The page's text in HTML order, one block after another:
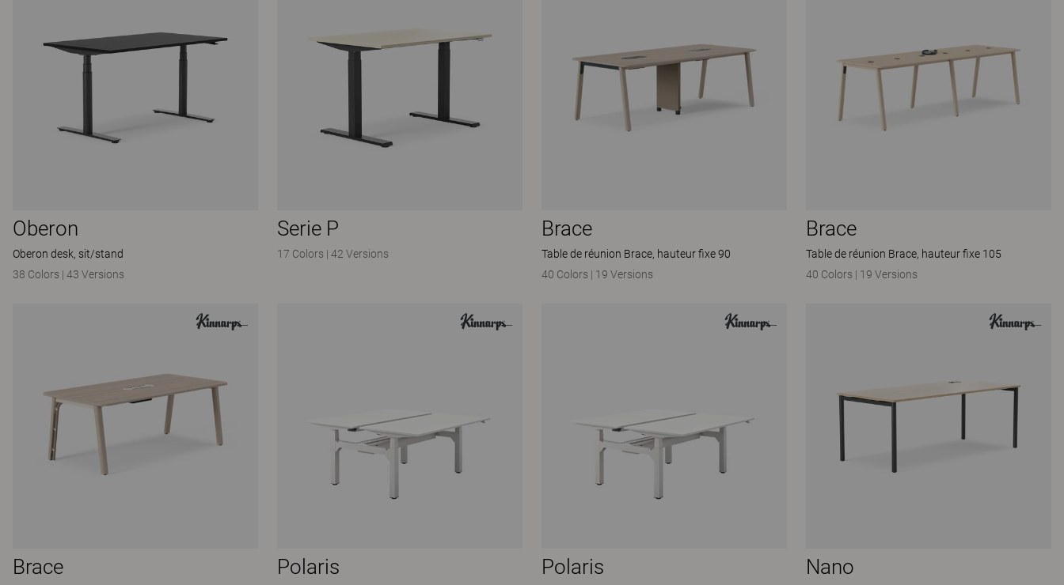
Oberon
Oberon desk, sit/stand
38 Colors | 43 Versions
Serie P
17 Colors | 42 Versions
Brace
Table de réunion Brace, hauteur fixe 90
40 Colors | 19 Versions
Brace
Table de réunion Brace, hauteur fixe 105
40 Colors | 19 Versions
Brace Polaris Polaris Nano